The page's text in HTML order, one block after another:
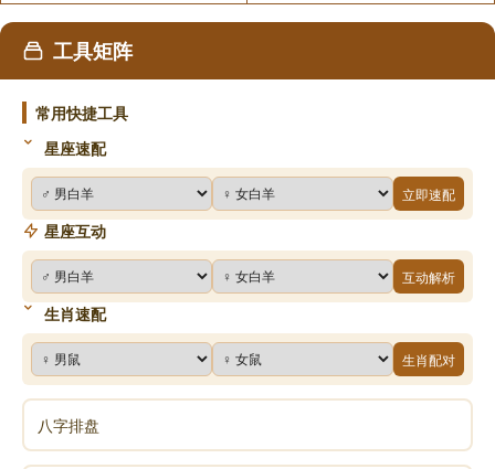
工具矩阵
常用快捷工具
星座速配
立即速配
星座互动
互动解析
生肖速配
生肖配对
八字排盘